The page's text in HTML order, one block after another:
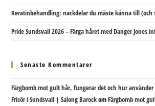
Keratinbehandling: nackdelar du måste känna till (och
Pride Sundsvall 2026 – Färga håret med Danger Jones
Senaste Kommentarer
Färgbomb mot gult hår, fungerar det och hur
Frisör i Sundsvall | Salong BarockomFärgbomb mot